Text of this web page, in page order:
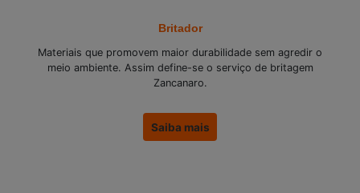
Britador
Materiais que promovem maior durabilidade sem agredir o
meio ambiente. Assim define-se o serviço de britagem
Zancanaro.
Saiba mais